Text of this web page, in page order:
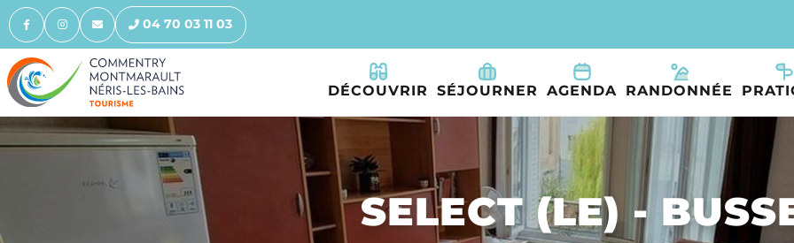
04 70 03 11 03
DÉCOUVRIR SÉJOURNER AGENDA RANDONNÉE
SELECT (LE) -